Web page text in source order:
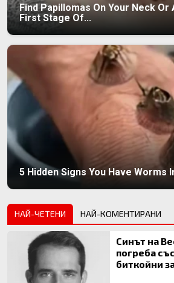
Find Papillomas On Your Neck
First Stage Of...
5 Hidden Signs You Have Worms
НАЙ-ЧЕТЕНИ НАЙ-КОМЕНТИРАНИ
Синът на
погреба
биткойни